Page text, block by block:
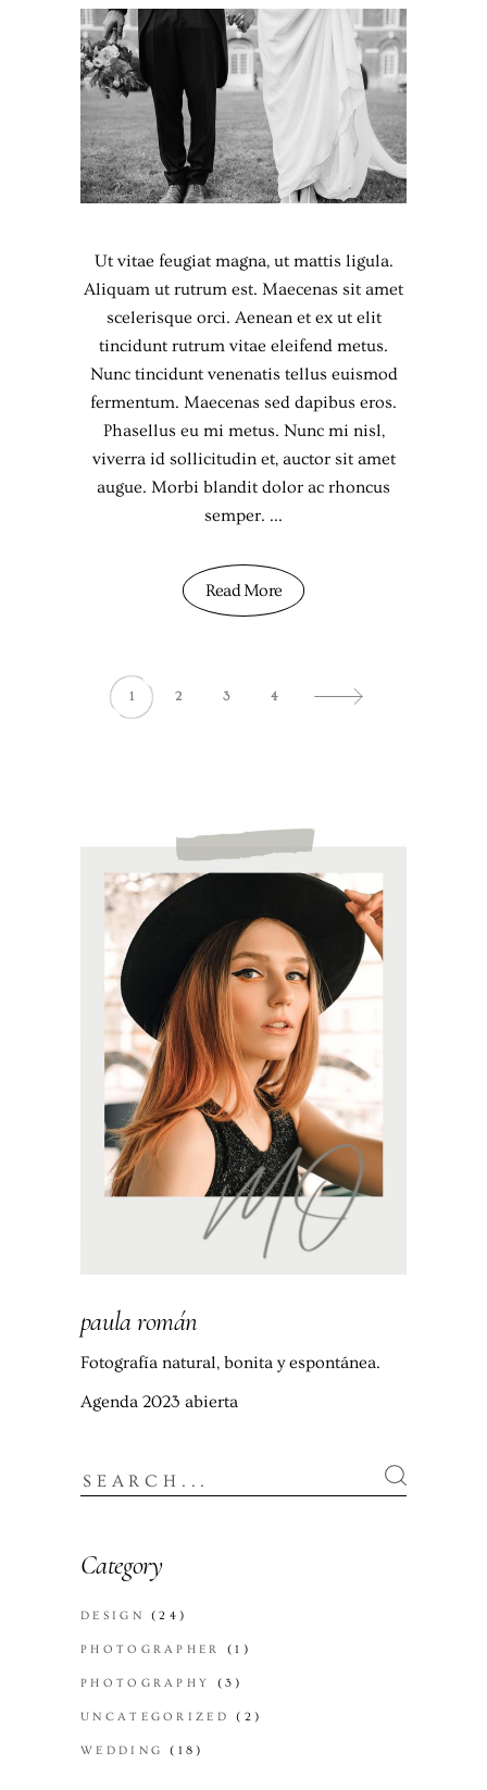
Ut vitae feugiat magna, ut mattis ligula.
Aliquam ut rutrum est. Maecenas sit amet
scelerisque orci. Aenean et ex ut elit
tincidunt rutrum vitae eleifend metus.
Nunc tincidunt venenatis tellus euismod
fermentum. Maecenas sed dapibus eros.
Phasellus eu mi metus. Nunc mi nisl,
viverra id sollicitudin et, auctor sit amet
augue. Morbi blandit dolor ac rhoncus
semper.
Read More
1 2 3 4
paula román
Fotografía natural, bonita y espontánea.
Agenda 2023 abierta
Category
DESIGN (24)
PHOTOGRAPHER (1)
PHOTOGRAPHY (3)
UNCATEGORIZED (2)
WEDDING (18)